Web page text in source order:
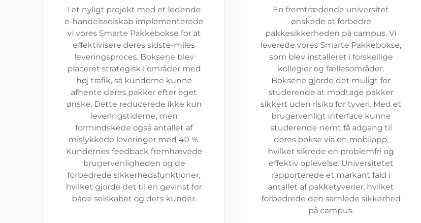
I et nyligt projekt med et ledende
e-handelsselskab implementerede
vi vores Smarte Pakkebokse for at
effektivisere deres sidste-miles
leveringsproces. Boksene blev
placeret strategisk i områder med
høj trafik, så kunderne kunne
afhente deres pakker efter eget
ønske. Dette reducerede ikke kun
leveringstiderne, men
formindskede også antallet af
mislykkede leveringer med 40 %.
Kundernes feedback fremhævede
brugervenligheden og de
forbedrede sikkerhedsfunktioner,
hvilket gjorde det til en gevinst for
både selskabet og dets kunder.
En fremtrædende universitet
ønskede at forbedre
pakkesikkerheden på campus. Vi
leverede vores Smarte Pakkebokse,
som blev installeret i forskellige
kollegier og fællesområder.
Boksene gjorde det muligt for
studerende at modtage pakker
sikkert uden risiko for tyveri. Med et
brugervenligt interface kunne
studerende nemt få adgang til
deres bokse via en mobilapp,
hvilket sikrede en problemfri og
effektiv oplevelse. Universitetet
rapporterede et markant fald i
antallet af pakketyverier, hvilket
forbedrede den samlede sikkerhed
på campus.